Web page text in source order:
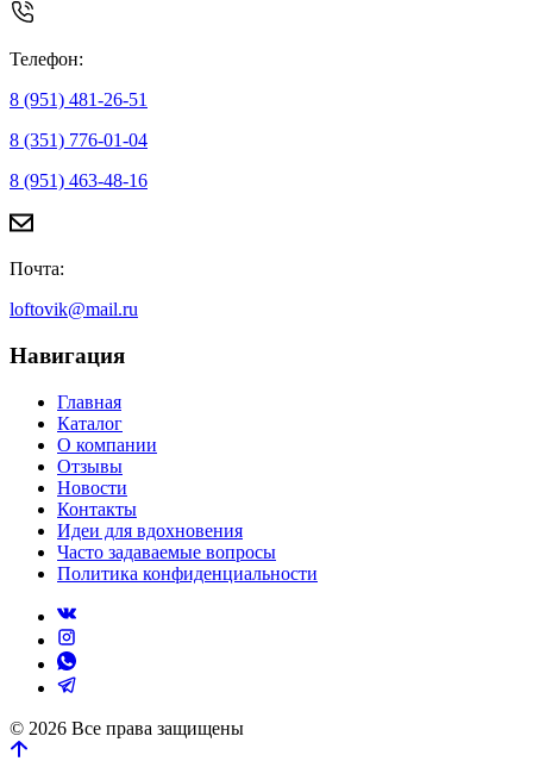
Телефон:
8 (951) 481-26-51
8 (351) 776-01-04
8 (951) 463-48-16
Почта:
loftovik@mail.ru
Навигация
Главная
Каталог
О компании
Отзывы
Новости
Контакты
Идеи для вдохновения
Часто задаваемые вопросы
Политика конфиденциальности
© 2026 Все права защищены